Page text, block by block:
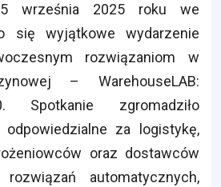
września 2025 roku we
się wyjątkowe wydarzenie
rozwiązaniom w
– WarehouseLAB:
Spotkanie zgromadziło
za logistykę,
oraz dostawców
automatycznych,